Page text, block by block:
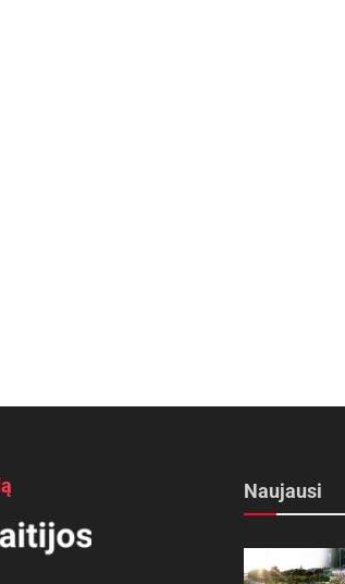
Naujausi